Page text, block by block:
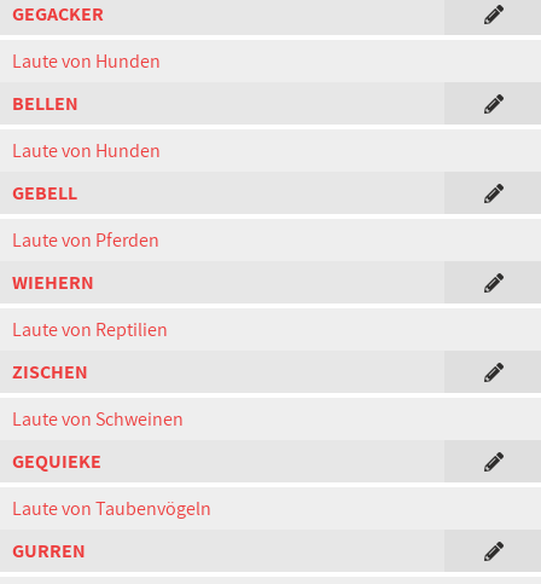
GEGACKER
Laute von Hunden
BELLEN
Laute von Hunden
GEBELL
Laute von Pferden
WIEHERN
Laute von Reptilien
ZISCHEN
Laute von Schweinen
GEQUIEKE
Laute von Taubenvögeln
GURREN